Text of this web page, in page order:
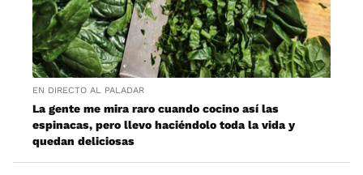
EN DIRECTO AL PALADAR
La gente me mira raro cuando cocino así las
espinacas, pero llevo haciéndolo toda la vida y
quedan deliciosas